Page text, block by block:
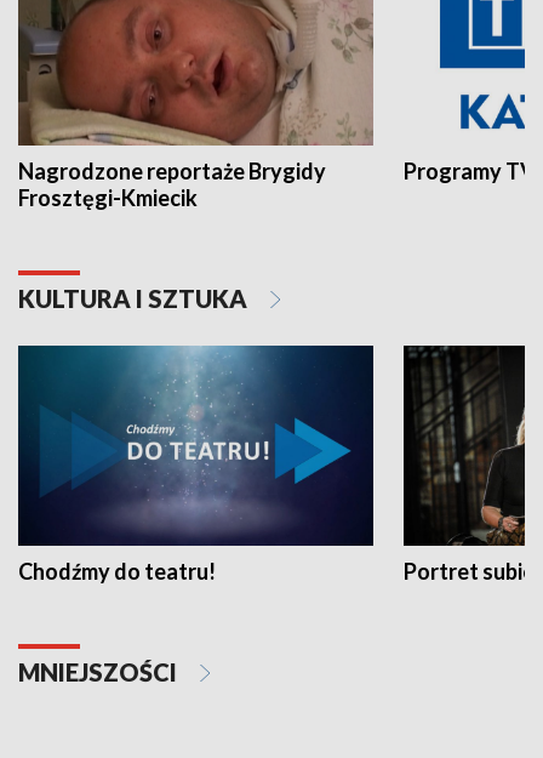
Nagrodzone reportaże Brygidy
Frosztęgi-Kmiecik
Programy
KULTURA I SZTUKA
Chodźmy do teatru! Portret
MNIEJSZOŚCI